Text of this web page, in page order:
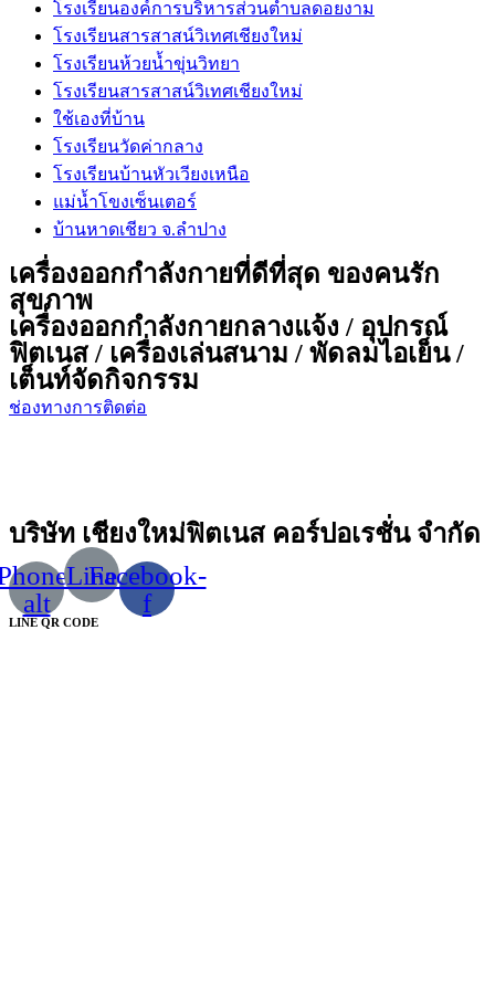
โรงเรียนองค์การบริหารส่วนตำบลดอยงาม
โรงเรียนสารสาสน์วิเทศเชียงใหม่
โรงเรียนห้วยน้ำขุ่นวิทยา
โรงเรียนสารสาสน์วิเทศเชียงใหม่
ใช้เองที่บ้าน
โรงเรียนวัดค่ากลาง
โรงเรียนบ้านหัวเวียงเหนือ
แม่น้ำโขงเซ็นเตอร์
บ้านหาดเชียว จ.ลำปาง
เครื่องออกกำลังกายที่ดีที่สุด ของคนรัก
สุขภาพ
เครื่องออกกำลังกายกลางแจ้ง / อุปกรณ์
ฟิตเนส / เครื่องเล่นสนาม / พัดลมไอเย็น /
เต็นท์จัดกิจกรรม
ช่องทางการติดต่อ
บริษัท เชียงใหม่ฟิตเนส คอร์ปอเรชั่น จำกัด
alt
Line
Facebook-
f
LINE QR CODE